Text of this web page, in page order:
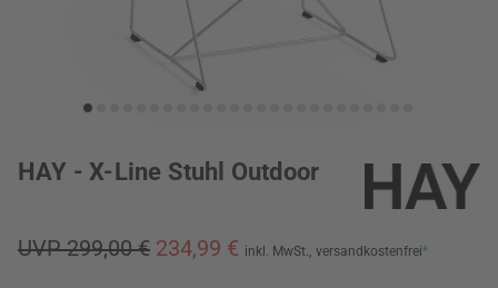
HAY - X-Line Stuhl Outdoor
UVP 299,00 € 234,99 € inkl. MwSt., versandkostenfrei*